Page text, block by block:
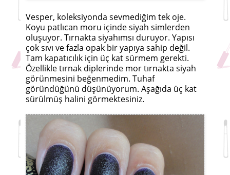
Vesper, koleksiyonda sevmediğim tek oje.
Koyu patlıcan moru içinde siyah simlerden
oluşuyor. Tırnakta siyahımsı duruyor. Yapısı
çok sıvı ve fazla opak bir yapıya sahip değil.
Tam kapatıcılık için üç kat sürmem gerekti.
Özellikle tırnak diplerinde mor tırnakta siyah
görünmesini beğenmedim. Tuhaf
göründüğünü düşünüyorum. Aşağıda üç kat
sürülmüş halini görmektesiniz.